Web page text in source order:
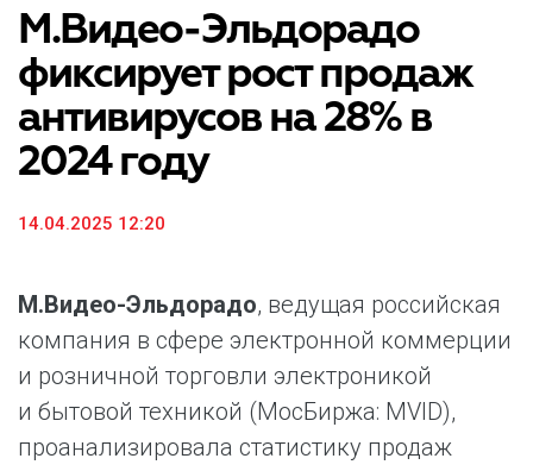
М.Видео-Эльдорадо
фиксирует рост продаж
антивирусов на 28% в
2024 году
14.04.2025 12:20
М.Видео-Эльдорадо, ведущая российская
компания в сфере электронной коммерции
и розничной торговли электроникой
и бытовой техникой (МосБиржа: MVID),
проанализировала статистику продаж